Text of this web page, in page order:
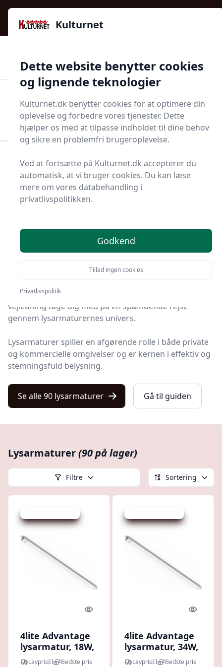
Kulturnet - Alt Det Gode I Livet | Din Kulturguide Siden
2016
97 kategorier 👍Kun godkendte butikker
Start søgning
Start søgning
Forside Bolig og indretning
Lamper og tilbehør
Lysarmatur
Lysarmaturer - 90 på
Velkommen til vores omfattende guide om
lysarmaturer!
Uanset om du er en erfaren professionel eller
nybegynder inden for belysningsverdenen, vil denne
vejledning tage dig med på en spændende rejse
gennem lysarmaturernes univers.
Lysarmaturer spiller en afgørende rolle i både private
og kommercielle omgivelser og er kernen i effektiv og
stemningsfuld belysning.
Se alle 90 lysarmaturer Gå til guiden
Lysarmaturer(90 på lager)
Filtre Sortering
Quick look
4lite Advantage
lysarmatur, 18W,
60 cm
LavprisEl Bedste pris
Quick
4lite Advantage
lysarmatur, 34W,
180 cm
LavprisEl Bedste pris
Kulturnet
Dette website benytter cookies
og lignende teknologier
Kulturnet.dk benytter cookies for at optimere din
oplevelse og forbedre vores tjenester. Dette
hjælper os med at tilpasse indholdet til dine behov
og sikre en problemfri brugeroplevelse.
Ved at fortsætte på Kulturnet.dk accepterer du
automatisk, at vi bruger cookies. Du kan læse
mere om vores databehandling i
privatlivspolitikken.
Godkend
Tillad ingen cookies
Privatlivspolitik